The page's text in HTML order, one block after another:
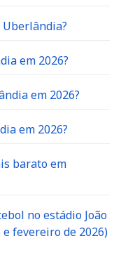
em 2026?
em 2026?
em 2026?
barato em
no estádio João
fevereiro de 2026)